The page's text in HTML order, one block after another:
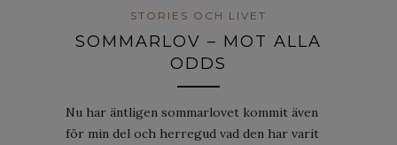
STORIES OCH LIVET
SOMMARLOV – MOT ALLA
ODDS
Nu har äntligen sommarlovet kommit även
för min del och herregud vad den har varit